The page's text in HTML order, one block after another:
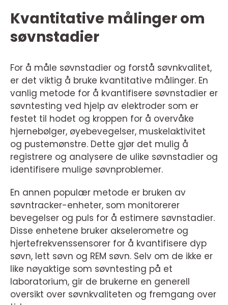
Kvantitative målinger om
søvnstadier
For å måle søvnstadier og forstå søvnkvalitet,
er det viktig å bruke kvantitative målinger. En
vanlig metode for å kvantifisere søvnstadier er
søvntesting ved hjelp av elektroder som er
festet til hodet og kroppen for å overvåke
hjernebølger, øyebevegelser, muskelaktivitet
og pustemønstre. Dette gjør det mulig å
registrere og analysere de ulike søvnstadier og
identifisere mulige søvnproblemer.
En annen populær metode er bruken av
søvntracker-enheter, som monitorerer
bevegelser og puls for å estimere søvnstadier.
Disse enhetene bruker akselerometre og
hjertefrekvenssensorer for å kvantifisere dyp
søvn, lett søvn og REM søvn. Selv om de ikke er
like nøyaktige som søvntesting på et
laboratorium, gir de brukerne en generell
oversikt over søvnkvaliteten og fremgang over